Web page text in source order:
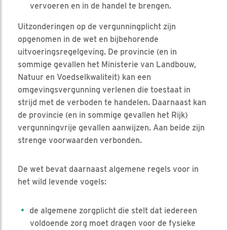
vervoeren en in de handel te brengen.
Uitzonderingen op de vergunningplicht zijn
opgenomen in de wet en bijbehorende
uitvoeringsregelgeving. De provincie (en in
sommige gevallen het Ministerie van Landbouw,
Natuur en Voedselkwaliteit) kan een
omgevingsvergunning verlenen die toestaat in
strijd met de verboden te handelen. Daarnaast kan
de provincie (en in sommige gevallen het Rijk)
vergunningvrije gevallen aanwijzen. Aan beide zijn
strenge voorwaarden verbonden.
De wet bevat daarnaast algemene regels voor in
het wild levende vogels:
de algemene zorgplicht die stelt dat iedereen
voldoende zorg moet dragen voor de fysieke